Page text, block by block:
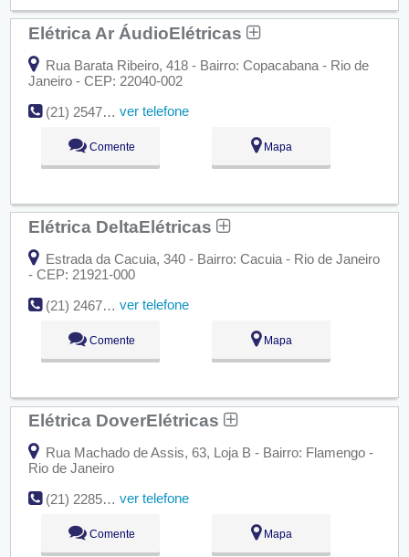
Elétrica Ar ÁudioElétricas
Rua Barata Ribeiro, 418 - Bairro: Copacabana - Rio de
Janeiro - CEP: 22040-002
(21) 2547-4120
ver telefone
Comente Mapa
Elétrica DeltaElétricas
Estrada da Cacuia, 340 - Bairro: Cacuia - Rio de Janeiro
- CEP: 21921-000
(21) 2467-3097
ver telefone
Comente Mapa
Elétrica DoverElétricas
Rua Machado de Assis, 63, Loja B - Bairro: Flamengo -
Rio de Janeiro
(21) 2285-7152
ver telefone
Comente Mapa